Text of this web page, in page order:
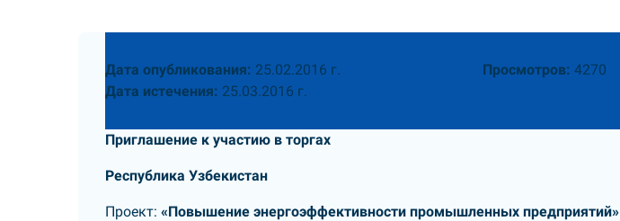
Дата опубликования: 25.02.2016 г.
Дата истечения: 25.03.2016 г.
Просмотров: 4270
Приглашение к участию в торгах
Республика Узбекистан
Проект: «Повышение энергоэффективности промышленных предприятий»